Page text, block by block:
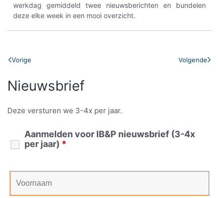
werkdag gemiddeld twee nieuwsberichten en bundelen
deze elke week in een mooi overzicht.
Vorige Volgende
Nieuwsbrief
Deze versturen we 3-4x per jaar.
Aanmelden voor IB&P nieuwsbrief (3-4x
per jaar) *